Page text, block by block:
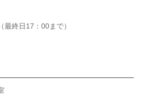
終日17：00まで）